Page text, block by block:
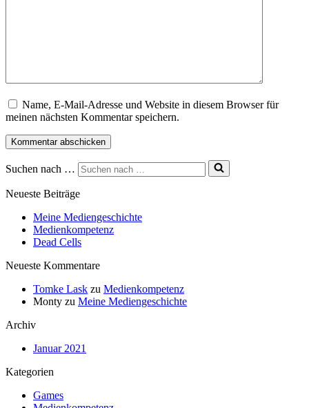
Name, E-Mail-Adresse und Website in diesem Browser für
meinen nächsten Kommentar speichern.
Suchen nach …
Neueste Beiträge
Meine Mediengeschichte
Medienkompetenz
Dead Cells
Neueste Kommentare
Tomke Lask zu Medienkompetenz
Monty zu Meine Mediengeschichte
Archiv
Januar 2021
Kategorien
Games